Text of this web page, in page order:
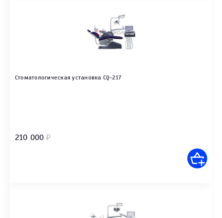
Стоматологическая установка CQ-217
210 000 ₽